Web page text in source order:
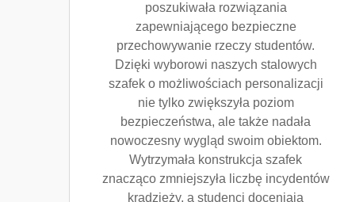
poszukiwała rozwiązania
zapewniającego bezpieczne
przechowywanie rzeczy studentów.
Dzięki wyborowi naszych stalowych
szafek o możliwościach personalizacji
nie tylko zwiększyła poziom
bezpieczeństwa, ale także nadała
nowoczesny wygląd swoim obiektom.
Wytrzymała konstrukcja szafek
znacząco zmniejszyła liczbę incydentów
kradzieży, a studenci doceniają